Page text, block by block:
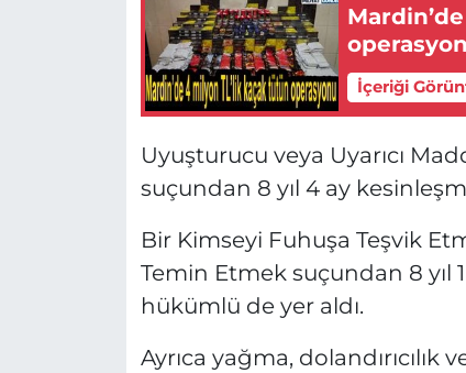
İçeriği
Uyuşturucu veya Uyarıcı
suçundan 8 yıl 4 ay
Bir Kimseyi Fuhuşa Teşvik
Temin Etmek suçundan 8 yıl
hükümlü de yer aldı.
Ayrıca yağma, dolandırıcılık